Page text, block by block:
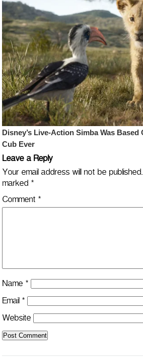
Leave a Reply
Your email address will not be published.
marked *
Comment *
Name *
Email *
Website